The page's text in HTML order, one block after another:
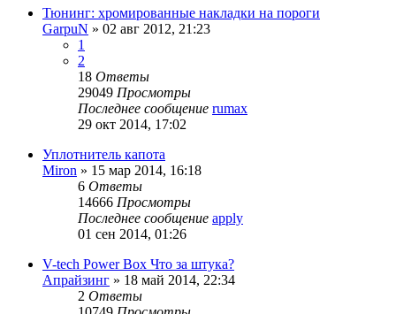
Тюнинг: хромированные накладки на пороги
GarpuN » 02 авг 2012, 21:23
1
2
18 Ответы
29049 Просмотры
Последнее сообщение rumax
29 окт 2014, 17:02
Уплотнитель капота
Miron » 15 мар 2014, 16:18
6 Ответы
14666 Просмотры
Последнее сообщение apply
01 сен 2014, 01:26
V-tech Power Box Что за штука?
Апрайзинг » 18 май 2014, 22:34
2 Ответы